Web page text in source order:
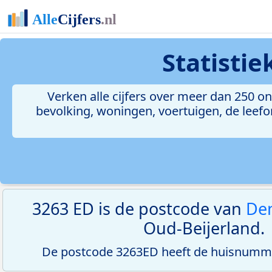
Verken alle cijfers over meer dan 250
bevolking, woningen, voertuigen, de
3263 ED is de postcode van
Oud-Beijerland.
De postcode 3263ED heeft de